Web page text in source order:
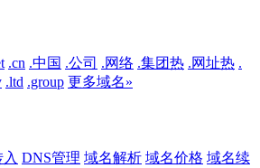
.cn .中国 .公司 .网络 .集团热 .网址热 .
.ltd .group 更多域名»
DNS管理 域名解析 域名价格 域名续